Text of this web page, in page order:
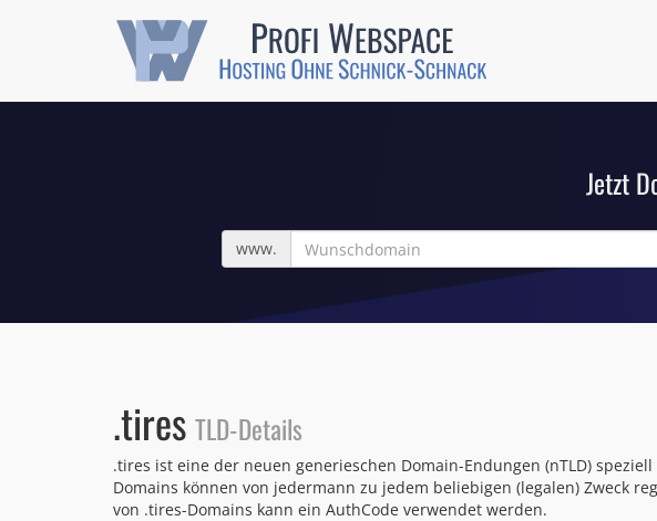
Jetzt
Wunschdomain
www.
.tires TLD-Details
.tires ist eine der neuen generieschen Domain-Endungen (nTLD)
Domains können von jedermann zu jedem beliebigen (legalen) Zweck
von .tires-Domains kann ein AuthCode verwendet werden.